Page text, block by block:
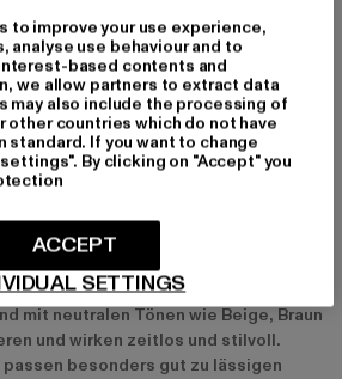
belebt gleichzeitig. Eine grüne
positiven Eigenschaften in deinen
frische Note, die deinen Stil auflockert.
wie Oliv oder Waldgrün strahlt die
aus.
Strickjacken-Stile
für natürliche Looks
klassische Farbtöne, die sich
Looks eignen. Diese Farben
mit neutralen Tönen wie Beige, Braun
und wirken zeitlos und stilvoll.
besonders gut zu lässigen
to improve your use experience,
analyse use behaviour and to
based contents and
we allow partners to extract data
may also include the processing of
other countries which do not have
standard. If you want to change
By clicking on "Accept" you
SETTINGS
ACCEPT